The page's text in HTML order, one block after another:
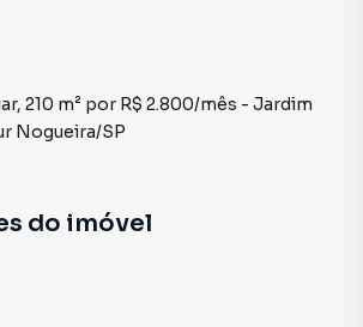
210 m² por R$ 2.800/mês - Jardim
Nogueira/SP
do imóvel